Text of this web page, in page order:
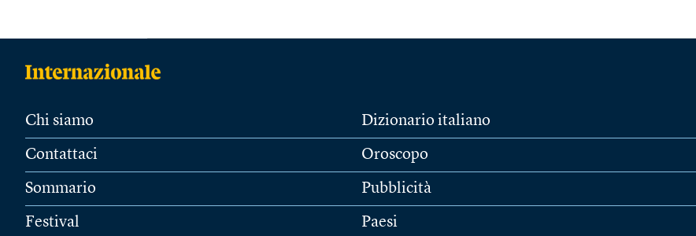
Chi siamo
Contattaci
Sommario
Festival
Dizionario italiano
Oroscopo
Pubblicità
Paesi